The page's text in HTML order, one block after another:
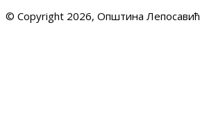
© Copyright 2026, Општина Лепосавић